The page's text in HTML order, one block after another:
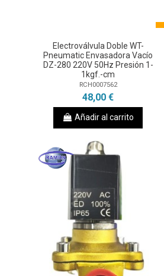
Electroválvula Doble WT-
Pneumatic Envasadora Vacío
DZ-280 220V 50Hz Presión 1-
1kgf.-cm
RCH0007562
48,00 €
Añadir al carrito